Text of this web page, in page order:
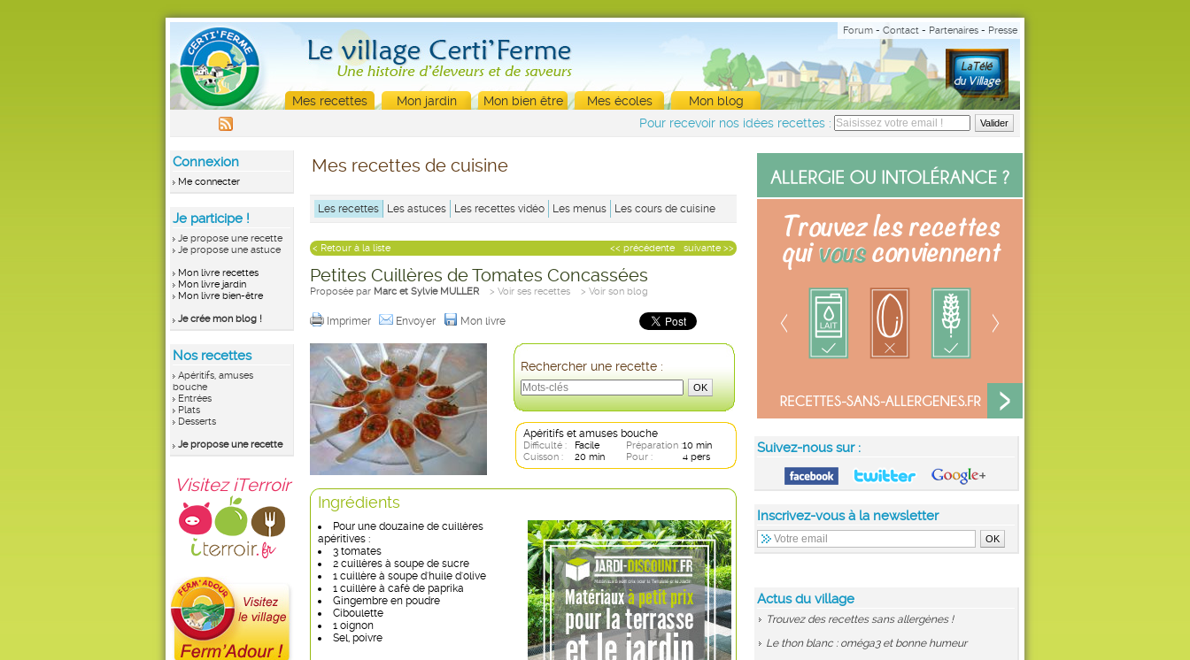
Forum - Contact - Partenaires - Presse
Mes recettes Mon jardin Mon bien être Mes écoles
Mon blog
Pour recevoir nos idées recettes :
Connexion
Me connecter
Je participe !
Je propose une recette
Je propose une astuce
Mon livre recettes
Mon livre jardin
Mon livre bien-être
Je crée mon blog !
Nos recettes
Apéritifs, amuses
bouche
Entrées
Plats
Desserts
Je propose une recette
Visitez iTerroir
Suivez-nous sur :
Inscrivez-vous à la newsletter
Actus du village
Trouvez des recettes sans allergènes !
Le thon blanc : oméga3 et bonne humeur
Mes recettes de cuisine
Les recettes Les astuces Les recettes vidéo Les menus Les cours de cuisine
suivante >>
<< précédente
< Retour à la liste
Petites Cuillères de Tomates Concassées
Proposée par Marc et Sylvie MULLER > Voir ses recettes > Voir son blog
Imprimer Envoyer Mon livre
Rechercher une recette :
Apéritifs et amuses bouche
Difficulté : Facile Préparation :10 min
Cuisson :
20 min Pour : 4 pers
Ingrédients
Pour une douzaine de cuillères
apéritives :
3 tomates
2 cuillères à soupe de sucre
1 cuillère à soupe d'huile d'olive
1 cuillère à café de paprika
Gingembre en poudre
Ciboulette
1 oignon
Sel, poivre